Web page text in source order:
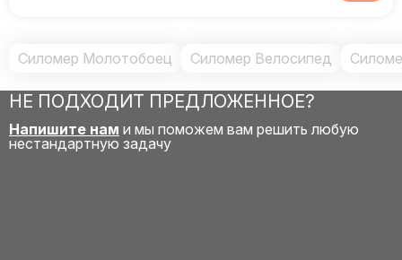
Силомер Молотобоец Силомер Велосипед
НЕ ПОДХОДИТ ПРЕДЛОЖЕННОЕ?
Напишите нам и мы поможем вам решить любую
нестандартную задачу